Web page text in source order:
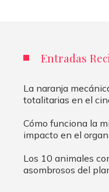
Entradas
La naranja
totalitarias en el
Cómo funciona la
impacto en el
Los 10 animales
asombrosos del